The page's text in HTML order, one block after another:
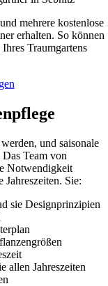
mehrere kostenlose
erhalten. So können
Traumgartens
und saisonale
Team von
Notwendigkeit
Jahreszeiten. Sie:
sie Designprinzipien
allen Jahreszeiten